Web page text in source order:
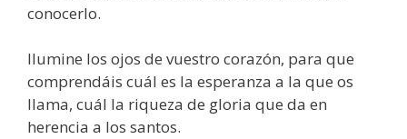
conocerlo.
Ilumine los ojos de vuestro corazón, para que
comprendáis cuál es la esperanza a la que os
llama, cuál la riqueza de gloria que da en
herencia a los santos.